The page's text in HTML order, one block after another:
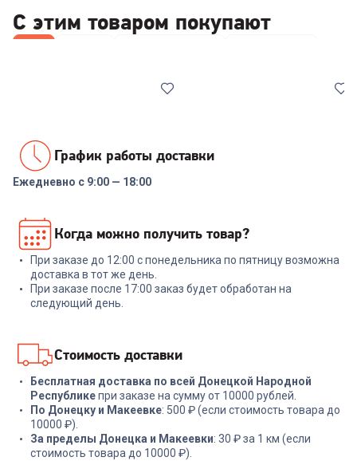
С этим товаром покупают
Ковш RONDELL RDA-279
Mocco 1,6л
+ 134 бонуса
4 499₽
NADOBA ANEZKA 7 пр
8 999₽
График работы доставки
Ежедневно с 9:00 — 18:00
Когда можно получить товар?
При заказе до 12:00 с понедельника по пятницу возможна
доставка в тот же день.
При заказе после 17:00 заказ будет обработан на
следующий день.
Стоимость доставки
Бесплатная доставка по всей Донецкой Народной
Республикепри заказе на сумму от 10000 рублей.
По Донецку и Макеевке: 500 ₽ (если стоимость товара до
10000 ₽).
За пределы Донецка и Макеевки: 30 ₽ за 1 км (если
стоимость товара до 10000 ₽).